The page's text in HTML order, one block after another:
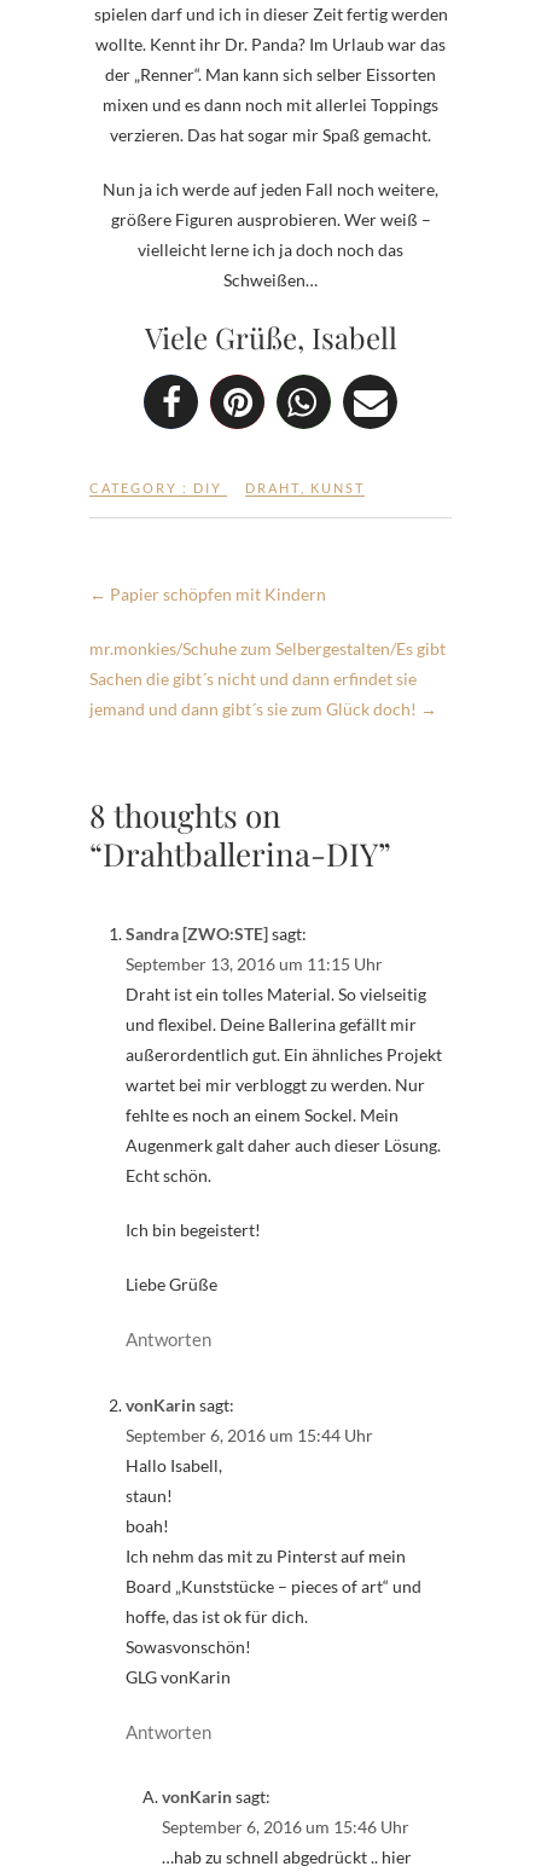
spielen darf und ich in dieser Zeit fertig werden
wollte. Kennt ihr Dr. Panda? Im Urlaub war das
der „Renner“. Man kann sich selber Eissorten
mixen und es dann noch mit allerlei Toppings
verzieren. Das hat sogar mir Spaß gemacht.
Nun ja ich werde auf jeden Fall noch weitere,
größere Figuren ausprobieren. Wer weiß –
vielleicht lerne ich ja doch noch das
Schweißen…
Viele Grüße, Isabell
CATEGORY : DIY DRAHT KUNST
← Papier schöpfen mit Kindern
mr.monkies/Schuhe zum Selbergestalten/Es gibt
Sachen die gibt´s nicht und dann erfindet sie
jemand und dann gibt´s sie zum Glück doch! →
8 thoughts on
“Drahtballerina-DIY”
Sandra [ZWO:STE]sagt:
September 13, 2016 um 11:15 Uhr
Draht ist ein tolles Material. So vielseitig
und flexibel. Deine Ballerina gefällt mir
außerordentlich gut. Ein ähnliches Projekt
wartet bei mir verbloggt zu werden. Nur
fehlte es noch an einem Sockel. Mein
Augenmerk galt daher auch dieser Lösung.
Echt schön.
Ich bin begeistert!
Liebe Grüße
Antworten
vonKarinsagt:
September 6, 2016 um 15:44 Uhr
Hallo Isabell,
staun!
boah!
Ich nehm das mit zu Pinterst auf mein
Board „Kunststücke – pieces of art“ und
hoffe, das ist ok für dich.
Sowasvonschön!
GLG vonKarin
Antworten
vonKarinsagt:
September 6, 2016 um 15:46 Uhr
…hab zu schnell abgedrückt .. hier